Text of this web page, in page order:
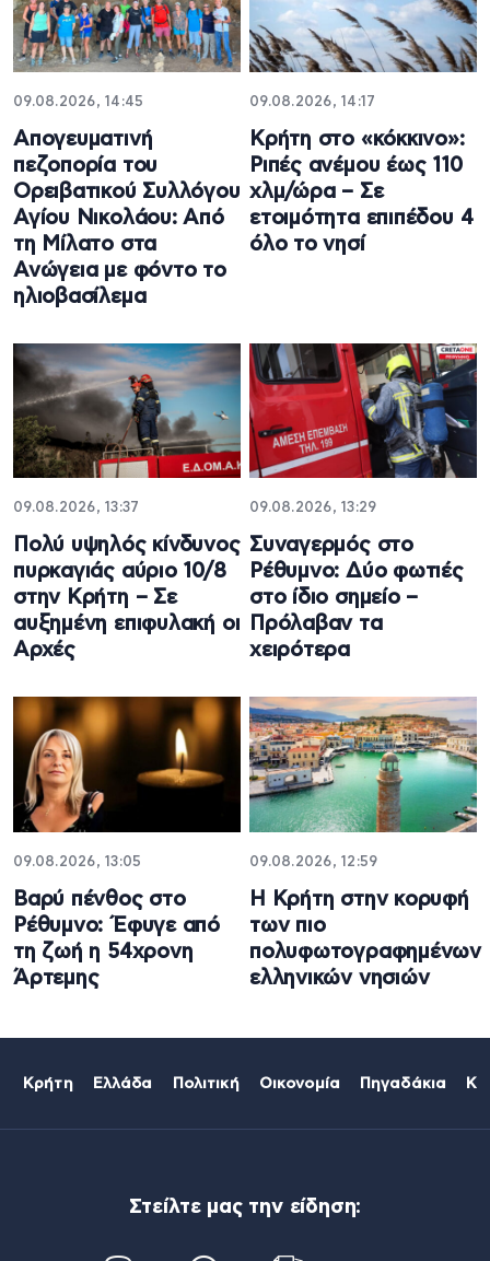
09.08.2026, 14:45
Απογευματινή
πεζοπορία του
Ορειβατικού Συλλόγου
Αγίου Νικολάου: Από
τη Μίλατο στα
Ανώγεια με φόντο το
ηλιοβασίλεμα
09.08.2026, 14:17
Κρήτη στο «κόκκινο»:
Ριπές ανέμου έως 110
χλμ/ώρα – Σε
ετοιμότητα επιπέδου 4
όλο το νησί
09.08.2026, 13:37
Πολύ υψηλός κίνδυνος
πυρκαγιάς αύριο 10/8
στην Κρήτη – Σε
αυξημένη επιφυλακή οι
Αρχές
09.08.2026, 13:29
Συναγερμός στο
Ρέθυμνο: Δύο φωτιές
στο ίδιο σημείο –
Πρόλαβαν τα
χειρότερα
09.08.2026, 13:05
Βαρύ πένθος στο
Ρέθυμνο: Έφυγε από
τη ζωή η 54χρονη
Άρτεμης
09.08.2026, 12:59
Η Κρήτη στην κορυφή
των πιο
πολυφωτογραφημένων
ελληνικών νησιών
Κρήτη Ελλάδα Πολιτική Οικονομία Πηγαδάκια
Στείλτε μας την είδηση: